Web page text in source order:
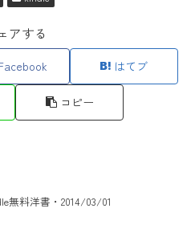
アする
はてブ
コピー
無料洋書・2014/03/01